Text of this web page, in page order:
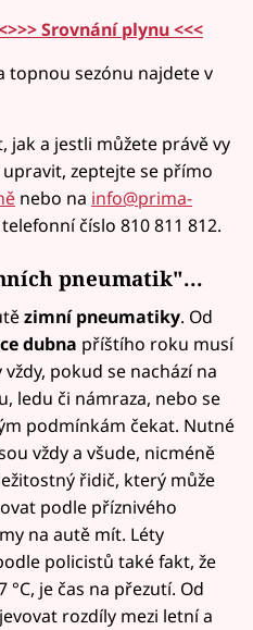
>>> Srovnání plynu <<<
topnou sezónu najdete v
a jestli můžete právě vy
zeptejte se přímo
nebo na info@prima-
číslo 810 811 812.
pneumatik"...
zimní pneumatiky. Od
dubna příštího roku musí
pokud se nachází na
ledu či námraza, nebo se
podmínkám čekat. Nutné
vždy a všude, nicméně
řidič, který může
podle příznivého
na autě mít. Léty
policistů také fakt, že
je čas na přezutí. Od
rozdíly mezi letní a